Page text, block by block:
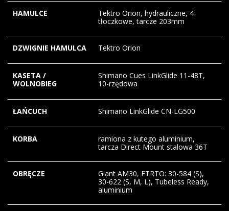
HAMULCE
Tektro Orion, hydrauliczne, 4-
tłoczkowe, tarcze 203mm
DZWIGNIE HAMULCA Tektro Orion
KASETA /
WOLNOBIEG
Shimano Cues LinkGlide 11-48T,
10-rzędowa
ŁAŃCUCH Shimano LinkGlide CN-LG500
KORBA
ramiona z kutego aluminium,
tarcza Direct Mount stalowa 36T
OBRĘCZE
Giant AM30, ETRTO: 30-584 (S),
30-622 (S, M, L), Tubeless Ready,
aluminium